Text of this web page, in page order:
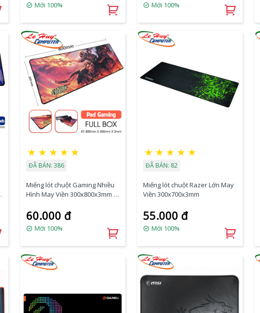
Mới 100% Mới 100%
★ ★ ★ ★ ★
ĐÃ BÁN: 386
Miếng lót chuột Gaming Nhiều
Hình May Viền 300x800x3mm -
60.000 đ
Mới 100%
★ ★ ★ ★ ★
ĐÃ BÁN: 82
Miếng lót chuột Razer Lớn May
Viền 300x700x3mm
55.000 đ
Mới 100%